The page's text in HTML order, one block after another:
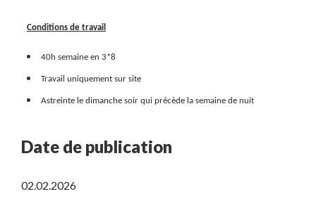
Conditions de travail
40h semaine en 3*8
Travail uniquement sur site
Astreinte le dimanche soir qui précède la semaine de nuit
Date de publication
02.02.2026